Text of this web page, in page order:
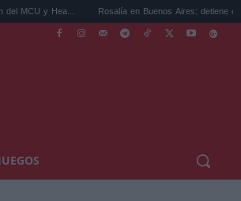
Rosalía en Buenos Aires: detiene el tráfico y se s...